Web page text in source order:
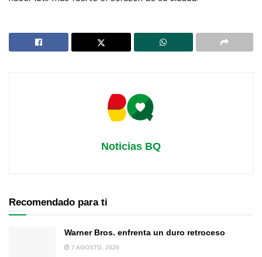
Noticias BQ
Recomendado para ti
Warner Bros. enfrenta un duro retroceso
7 AGOSTO, 2026